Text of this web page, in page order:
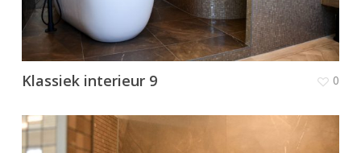
Klassiek interieur 9 0